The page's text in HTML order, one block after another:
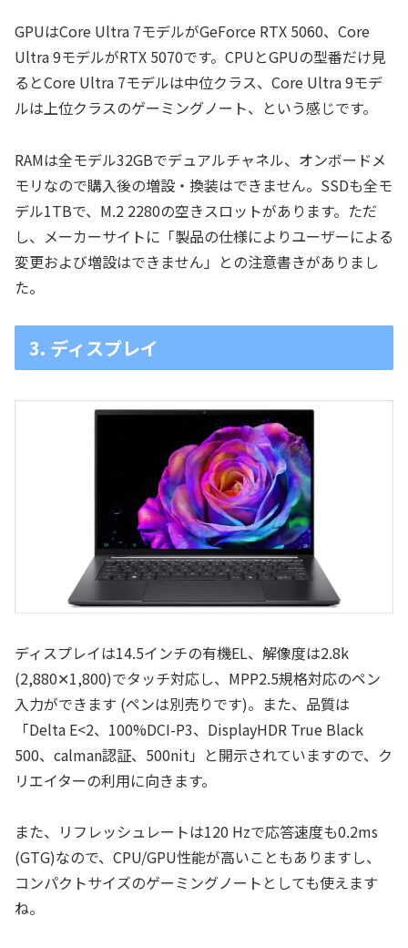
GPUはCore Ultra 7モデルがGeForce RTX 5060、Core
Ultra 9モデルがRTX 5070です。CPUとGPUの型番だけ見
るとCore Ultra 7モデルは中位クラス、Core Ultra 9モデ
ルは上位クラスのゲーミングノート、という感じです。
RAMは全モデル32GBでデュアルチャネル、オンボードメ
モリなので購入後の増設・換装はできません。SSDも全モ
デル1TBで、M.2 2280の空きスロットがあります。ただ
し、メーカーサイトに「製品の仕様によりユーザーによる
変更および増設はできません」との注意書きがありまし
た。
3. ディスプレイ
ディスプレイは14.5インチの有機EL、解像度は2.8k
(2,880✕1,800)でタッチ対応し、MPP2.5規格対応のペン
入力ができます (ペンは別売りです)。また、品質は
「Delta E<2、100%DCI-P3、DisplayHDR True Black
500、calman認証、500nit」と開示されていますので、ク
リエイターの利用に向きます。
また、リフレッシュレートは120 Hzで応答速度も0.2ms
(GTG)なので、CPU/GPU性能が高いこともありますし、
コンパクトサイズのゲーミングノートとしても使えます
ね。